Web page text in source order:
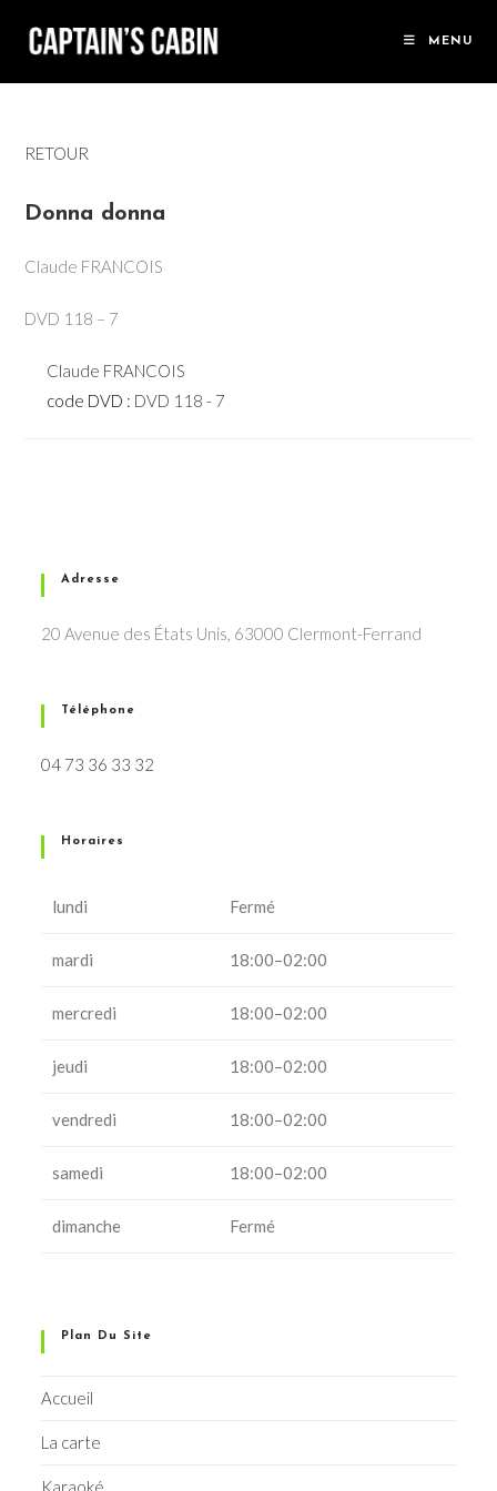
MENU
RETOUR
Donna donna
Claude FRANCOIS
DVD 118 – 7
Claude FRANCOIS
code DVD : DVD 118 - 7
Adresse
20 Avenue des États Unis, 63000 Clermont-Ferrand
Téléphone
04 73 36 33 32
Horaires
lundi Fermé
mardi 18:00–02:00
mercredi 18:00–02:00
jeudi 18:00–02:00
vendredi 18:00–02:00
samedi 18:00–02:00
dimanche Fermé
Plan Du Site
Accueil
La carte
Karaoké